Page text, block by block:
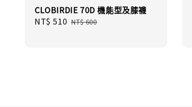
CLOBIRDIE 70D 機能型及膝襪
Sale
NT$ 510 Regular
NT$ 600